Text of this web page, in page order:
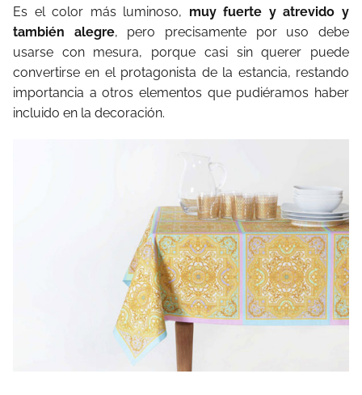
Es el color más luminoso, muy fuerte y atrevido y
también alegre, pero precisamente por uso debe
usarse con mesura, porque casi sin querer puede
convertirse en el protagonista de la estancia, restando
importancia a otros elementos que pudiéramos haber
incluido en la decoración.